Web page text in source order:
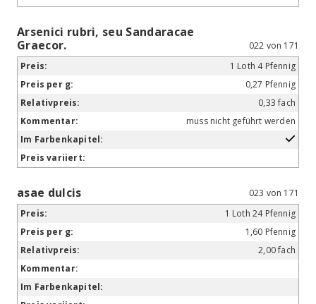
Arsenici rubri, seu Sandaracae
Graecor.
022 von 171
1 Loth 4 Pfennig
0,27 Pfennig
0,33 fach
muss nicht geführt werden
asae dulcis
023 von 171
1 Loth 24 Pfennig
1,60 Pfennig
2,00 fach